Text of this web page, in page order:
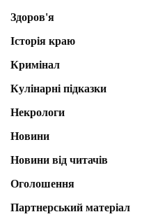
Здоров'я
Історія краю
Кримінал
Кулінарні підказки
Некрологи
Новини
Новини від читачів
Оголошення
Партнерський матеріал